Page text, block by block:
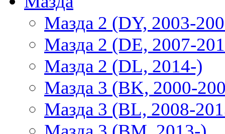
Мазда 2 (DY, 2003-
Мазда 2 (DE, 2007-
Мазда 2 (DL, 2014-)
Мазда 3 (BK, 2000-
Мазда 3 (BL, 2008-